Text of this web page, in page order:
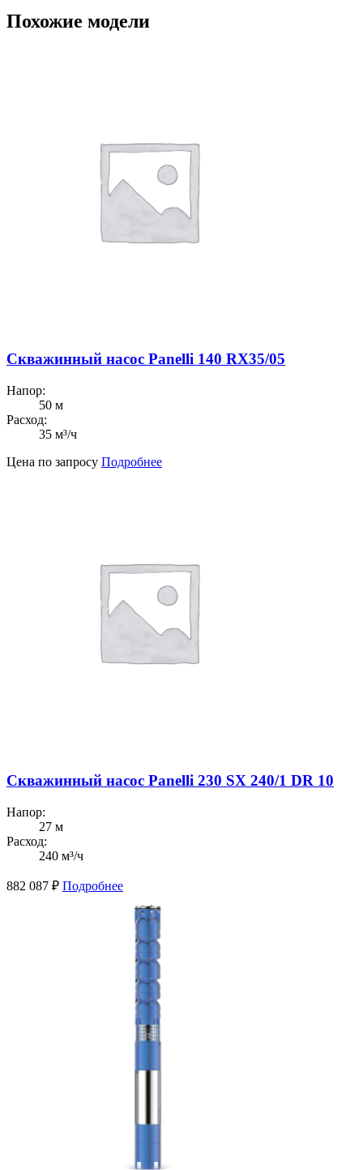
Похожие модели
Скважинный насос Panelli 140 RX35/05
Напор:
50 м
Расход:
35 м³/ч
Цена по запросу Подробнее
Скважинный насос Panelli 230 SX 240/1 DR 10
Напор:
27 м
Расход:
240 м³/ч
882 087 ₽ Подробнее